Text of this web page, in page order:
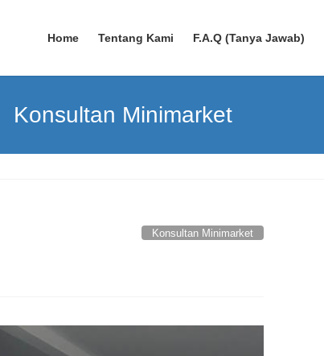
Home Tentang Kami F.A.Q (Tanya Jawab)
Konsultan Minimarket
Konsultan Minimarket